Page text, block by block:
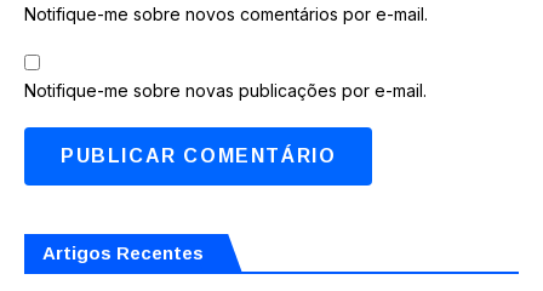
Notifique-me sobre novos comentários por e-mail.
Notifique-me sobre novas publicações por e-mail.
Artigos Recentes